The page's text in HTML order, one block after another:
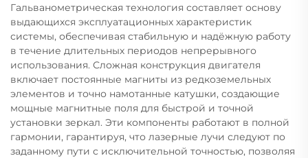
Гальванометрическая технология составляет основу
выдающихся эксплуатационных характеристик
системы, обеспечивая стабильную и надёжную работу
в течение длительных периодов непрерывного
использования. Сложная конструкция двигателя
включает постоянные магниты из редкоземельных
элементов и точно намотанные катушки, создающие
мощные магнитные поля для быстрой и точной
установки зеркал. Эти компоненты работают в полной
гармонии, гарантируя, что лазерные лучи следуют по
заданному пути с исключительной точностью, позволяя